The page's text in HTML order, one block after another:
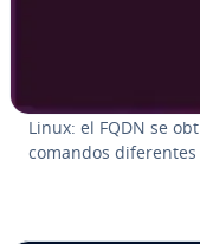
Linux: el FQDN se
comandos di­fe­re­n­tes